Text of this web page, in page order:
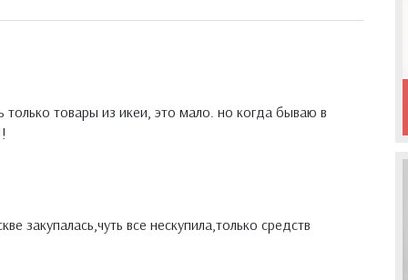
товары из икеи, это мало. но когда бываю в
закупалась,чуть все нескупила,только средств